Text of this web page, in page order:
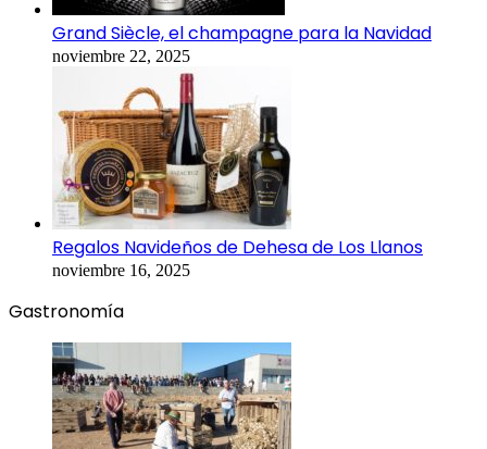
Grand Siècle, el champagne para la Navidad
noviembre 22, 2025
Regalos Navideños de Dehesa de Los Llanos
noviembre 16, 2025
Gastronomía